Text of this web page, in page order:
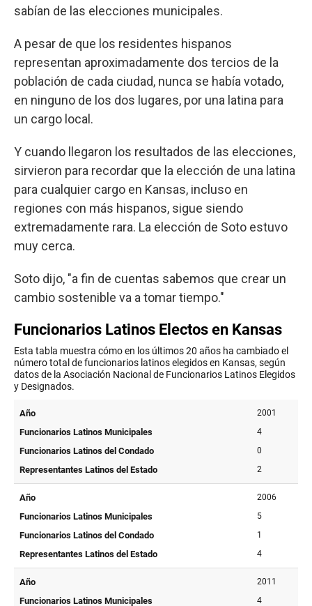
sabían de las elecciones municipales.
A pesar de que los residentes hispanos
representan aproximadamente dos tercios de la
población de cada ciudad, nunca se había votado,
en ninguno de los dos lugares, por una latina para
un cargo local.
Y cuando llegaron los resultados de las elecciones,
sirvieron para recordar que la elección de una latina
para cualquier cargo en Kansas, incluso en
regiones con más hispanos, sigue siendo
extremadamente rara. La elección de Soto estuvo
muy cerca.
Soto dijo, "a fin de cuentas sabemos que crear un
cambio sostenible va a tomar tiempo."